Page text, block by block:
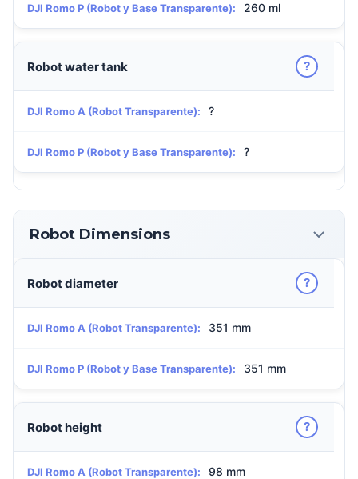
DJI Romo P (Robot y Base Transparente): 260 ml
Robot water tank ?
DJI Romo A (Robot Transparente): ?
DJI Romo P (Robot y Base Transparente): ?
Robot Dimensions
Robot diameter ?
DJI Romo A (Robot Transparente): 351 mm
DJI Romo P (Robot y Base Transparente): 351 mm
Robot height ?
DJI Romo A (Robot Transparente): 98 mm